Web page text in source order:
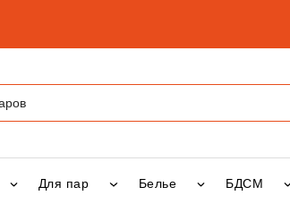
Для пар Белье БДСМ